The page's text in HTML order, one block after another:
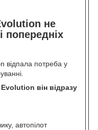
не
попередніх
відпала потреба у
він відразу
автопілот